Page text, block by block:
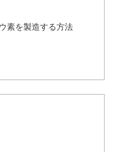
素を製造する方法